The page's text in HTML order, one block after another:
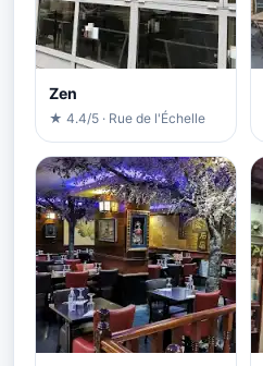
Zen
★ 4.4/5 · Rue de l'Échelle